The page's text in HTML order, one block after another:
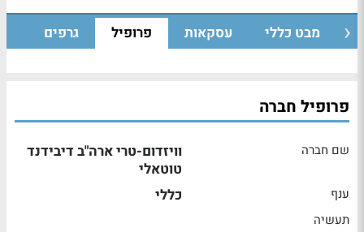
מבט כללי עסקאות פרופיל גרפים
פרופיל חברה
שם חברה
וויזדום-טרי ארה"ב דיבידנד
טוטאלי
ענף כללי
תעשיה